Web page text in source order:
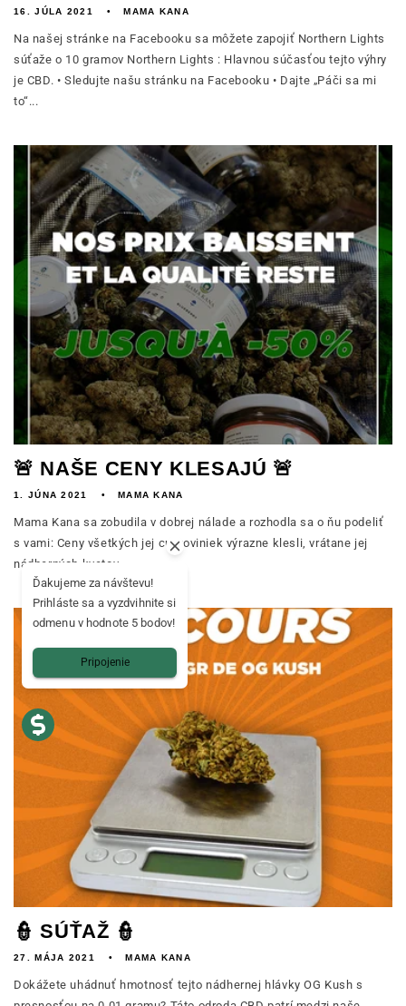
16. JÚLA 2021 MAMA KANA
Na našej stránke na Facebooku sa môžete zapojiť Northern Lights
súťaže o 10 gramov Northern Lights : Hlavnou súčasťou tejto výhry
je CBD. • Sledujte našu stránku na Facebooku • Dajte „Páči sa mi
to“...
🚨 NAŠE CENY KLESAJÚ 🚨
1. JÚNA 2021 MAMA KANA
Mama Kana sa zobudila v dobrej nálade a rozhodla sa o ňu podeliť
s vami: Ceny všetkých jej cukroviniek výrazne klesli, vrátane jej
nádherných kvetov...
👮 SÚŤAŽ 👮
27. MÁJA 2021 MAMA KANA
Dokážete uhádnuť hmotnosť tejto nádhernej hlávky OG Kush s
Ďakujeme za návštevu!
Prihláste sa a vyzdvihnite si
odmenu v hodnote 5 bodov!
Pripojenie